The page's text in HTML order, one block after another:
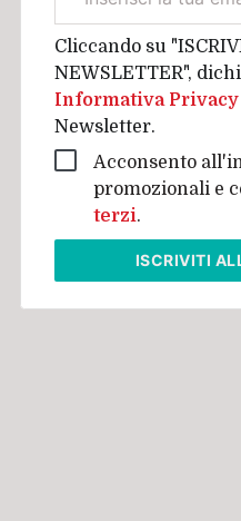
aziendale
Cliccando su
NEWSLETTER",
Informativa Privacy
Newsletter.
Acconsento
promozionali e
terzi.
ISCRIVITI